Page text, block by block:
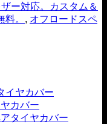
ー対応。カスタム＆
。 , オフロードスペ
イヤカバー
カバー
タイヤカバー